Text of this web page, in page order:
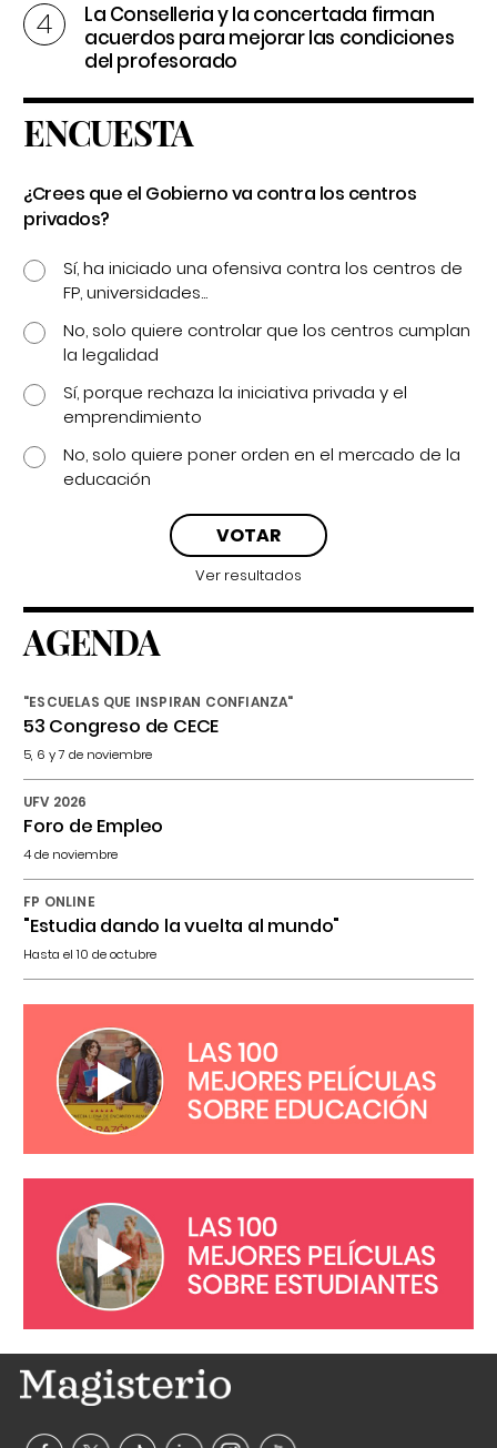
La Conselleria y la concertada firman
acuerdos para mejorar las condiciones
del profesorado
ENCUESTA
¿Crees que el Gobierno va contra los centros
privados?
Sí, ha iniciado una ofensiva contra los centros de
FP, universidades...
No, solo quiere controlar que los centros cumplan
la legalidad
Sí, porque rechaza la iniciativa privada y el
emprendimiento
No, solo quiere poner orden en el mercado de la
educación
Ver resultados
AGENDA
"ESCUELAS QUE INSPIRAN CONFIANZA"
53 Congreso de CECE
5, 6 y 7 de noviembre
UFV 2026
Foro de Empleo
4 de noviembre
FP ONLINE
"Estudia dando la vuelta al mundo"
Hasta el 10 de octubre